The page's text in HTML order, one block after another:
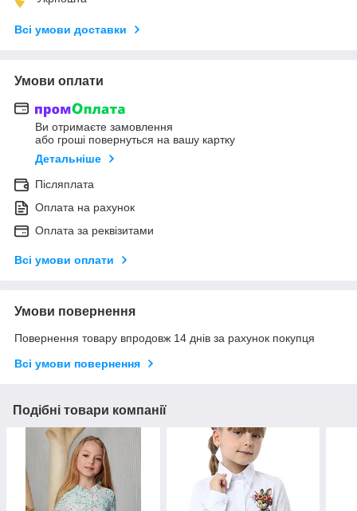
Всі умови доставки
Умови оплати
Ви отримаєте замовлення
або гроші повернуться на вашу картку
Детальніше
Післяплата
Оплата на рахунок
Оплата за реквізитами
Всі умови оплати
Умови повернення
Повернення товару впродовж 14 днів за рахунок покупця
Всі умови повернення
Подібні товари компанії